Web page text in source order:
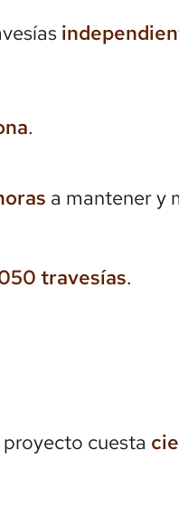
.
a mantener y
travesías.
cuesta